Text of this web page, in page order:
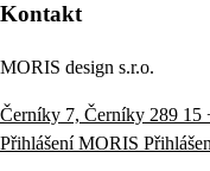
Kontakt
MORIS design s.r.o.
Černíky 7, Černíky 289 15
Přihlášení MORIS